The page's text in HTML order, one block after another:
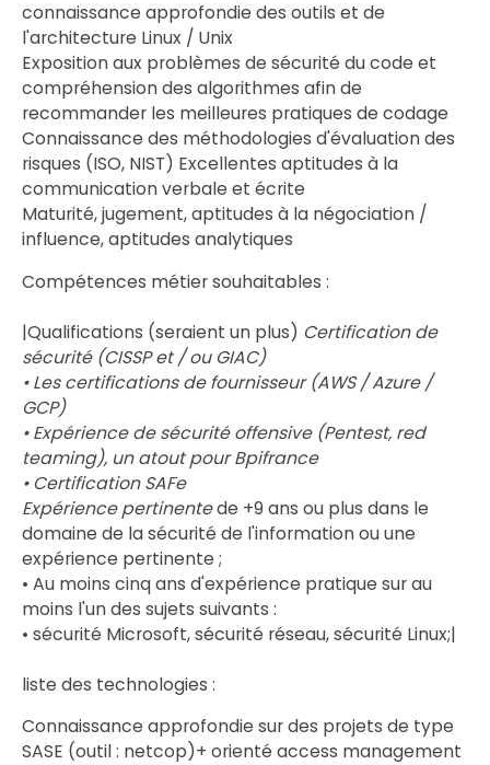
connaissance approfondie des outils et de
l'architecture Linux / Unix
Exposition aux problèmes de sécurité du code et
compréhension des algorithmes afin de
recommander les meilleures pratiques de codage
Connaissance des méthodologies d'évaluation des
risques (ISO, NIST) Excellentes aptitudes à la
communication verbale et écrite
Maturité, jugement, aptitudes à la négociation /
influence, aptitudes analytiques
Compétences métier souhaitables :
|Qualifications (seraient un plus) Certification de
sécurité (CISSP et / ou GIAC)
• Les certifications de fournisseur (AWS / Azure /
GCP)
• Expérience de sécurité offensive (Pentest, red
teaming), un atout pour Bpifrance
• Certification SAFe
Expérience pertinentede +9 ans ou plus dans le
domaine de la sécurité de l'information ou une
expérience pertinente ;
• Au moins cinq ans d'expérience pratique sur au
moins l'un des sujets suivants :
• sécurité Microsoft, sécurité réseau, sécurité Linux;|
liste des technologies :
Connaissance approfondie sur des projets de type
SASE (outil : netcop)+ orienté access management